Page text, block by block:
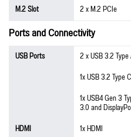
M.2 Slot
2 x M.2 PCIe
Ports and Connectivity
USB Ports
2 x USB 3.2
1x USB 3.2 Type C
1x USB4 Gen 3
3.0 and
HDMI
1x HDMI